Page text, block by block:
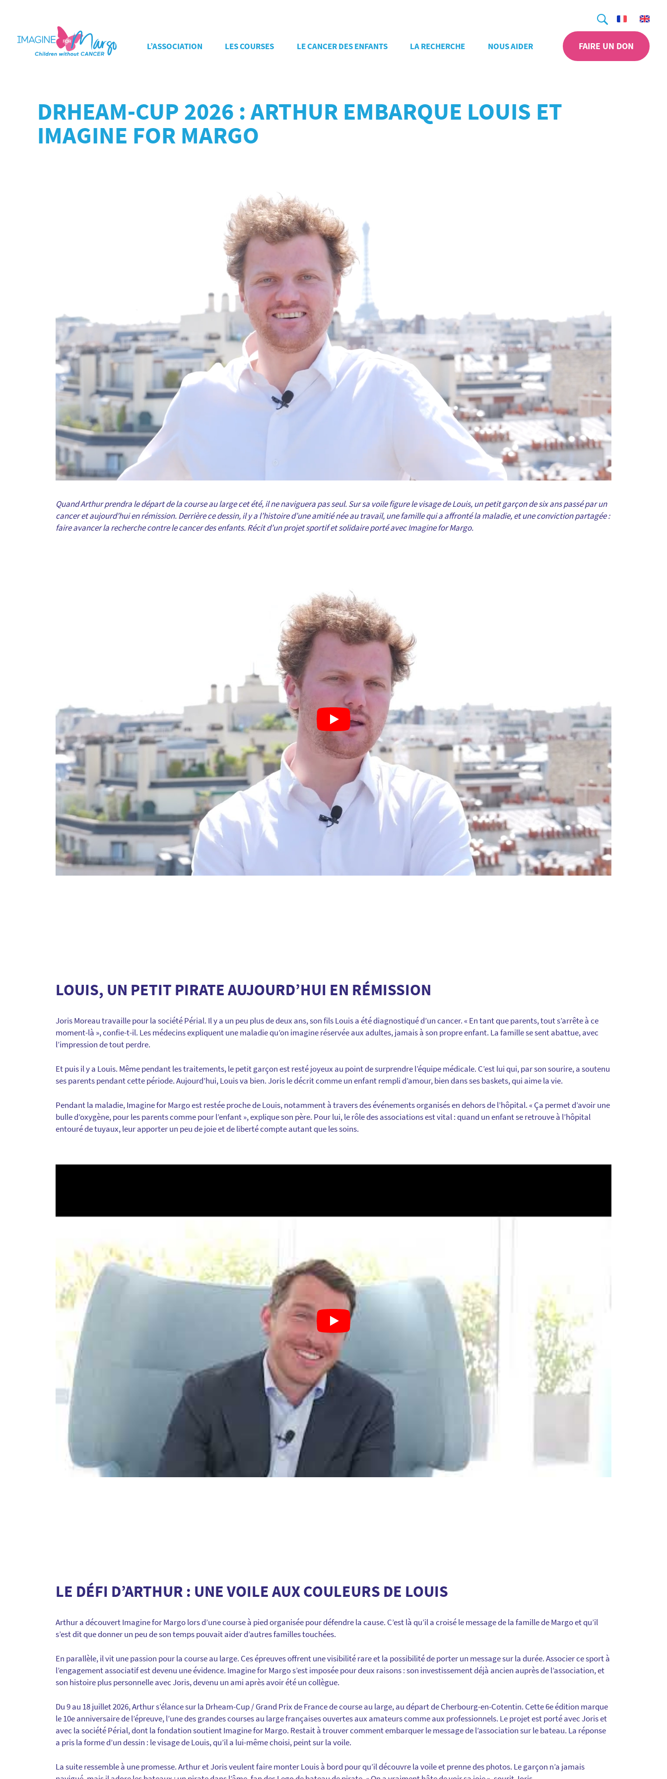
Recherche
L’ASSOCIATION LES COURSES LE CANCER DES ENFANTS LA RECHERCHE NOUS AIDER FAIRE UN DON
DRHEAM-CUP 2026 : ARTHUR EMBARQUE LOUIS ET
IMAGINE FOR MARGO
Quand Arthur prendra le départ de la course au large cet été, il ne naviguera pas seul. Sur sa voile figure le visage de Louis, un petit garçon de six ans passé par un
cancer et aujourd’hui en rémission. Derrière ce dessin, il y a l’histoire d’une amitié née au travail, une famille qui a affronté la maladie, et une conviction partagée :
faire avancer la recherche contre le cancer des enfants. Récit d’un projet sportif et solidaire porté avec Imagine for Margo.
LOUIS, UN PETIT PIRATE AUJOURD’HUI EN RÉMISSION
Joris Moreau travaille pour la société Périal. Il y a un peu plus de deux ans, son fils Louis a été diagnostiqué d’un cancer. « En tant que parents, tout s’arrête à ce
moment-là », confie-t-il. Les médecins expliquent une maladie qu’on imagine réservée aux adultes, jamais à son propre enfant. La famille se sent abattue, avec
l’impression de tout perdre.
Et puis il y a Louis. Même pendant les traitements, le petit garçon est resté joyeux au point de surprendre l’équipe médicale. C’est lui qui, par son sourire, a soutenu
ses parents pendant cette période. Aujourd’hui, Louis va bien. Joris le décrit comme un enfant rempli d’amour, bien dans ses baskets, qui aime la vie.
Pendant la maladie, Imagine for Margo est restée proche de Louis, notamment à travers des événements organisés en dehors de l’hôpital. « Ça permet d’avoir une
bulle d’oxygène, pour les parents comme pour l’enfant », explique son père. Pour lui, le rôle des associations est vital : quand un enfant se retrouve à l’hôpital
entouré de tuyaux, leur apporter un peu de joie et de liberté compte autant que les soins.
LE DÉFI D’ARTHUR : UNE VOILE AUX COULEURS DE LOUIS
Arthur a découvert Imagine for Margo lors d’une course à pied organisée pour défendre la cause. C’est là qu’il a croisé le message de la famille de Margo et qu’il
s’est dit que donner un peu de son temps pouvait aider d’autres familles touchées.
En parallèle, il vit une passion pour la course au large. Ces épreuves offrent une visibilité rare et la possibilité de porter un message sur la durée. Associer ce sport à
l’engagement associatif est devenu une évidence. Imagine for Margo s’est imposée pour deux raisons : son investissement déjà ancien auprès de l’association, et
son histoire plus personnelle avec Joris, devenu un ami après avoir été un collègue.
Du 9 au 18 juillet 2026, Arthur s’élance sur la Drheam-Cup / Grand Prix de France de course au large, au départ de Cherbourg-en-Cotentin. Cette 6e édition marque
le 10e anniversaire de l’épreuve, l’une des grandes courses au large françaises ouvertes aux amateurs comme aux professionnels. Le projet est porté avec Joris et
avec la société Périal, dont la fondation soutient Imagine for Margo. Restait à trouver comment embarquer le message de l’association sur le bateau. La réponse
a pris la forme d’un dessin : le visage de Louis, qu’il a lui-même choisi, peint sur la voile.
La suite ressemble à une promesse. Arthur et Joris veulent faire monter Louis à bord pour qu’il découvre la voile et prenne des photos. Le garçon n’a jamais